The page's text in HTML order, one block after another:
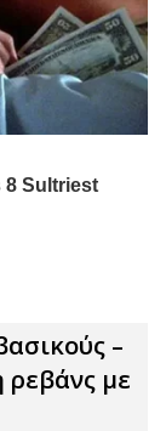
–
ρεβάνς με